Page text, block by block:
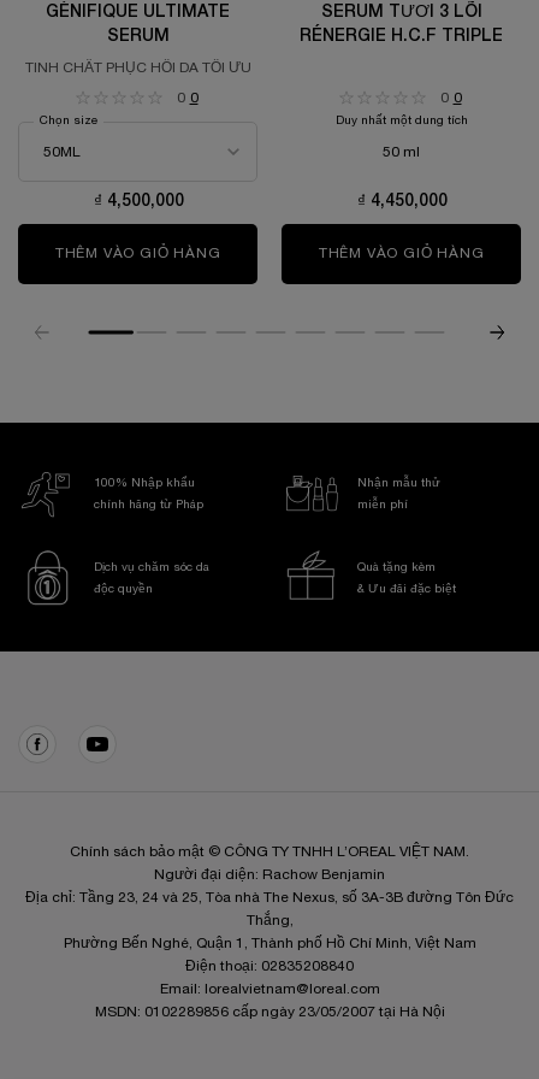
GÉNIFIQUE ULTIMATE
SERUM
TINH CHẤT PHỤC HỒI DA TỐI ƯU
0 0
Chọn size
₫ 4,500,000
THÊM VÀO GIỎ HÀNG GÉNIFIQUE ULTIMATE SERUM
SERUM TƯƠI 3 LÕI
RÉNERGIE H.C.F TRIPLE
0 0
Duy nhất một dung tích
50 ml
₫ 4,450,000
THÊM VÀO GIỎ HÀNG
100% Nhập khẩu
chính hãng từ Pháp
Nhận mẫu thử
miễn phí
Dịch vụ chăm sóc da
độc quyền
Quà tặng kèm
& Ưu đãi đặc biệt
Chính sách bảo mật © CÔNG TY TNHH L’OREAL VIỆT NAM.
Người đại diện: Rachow Benjamin
Địa chỉ: Tầng 23, 24 và 25, Tòa nhà The Nexus, số 3A-3B đường Tôn Đức
Thắng,
Phường Bến Nghé, Quận 1, Thành phố Hồ Chí Minh, Việt Nam
Điện thoại: 02835208840
Email:
lorealvietnam@loreal.com
MSDN: 0102289856 cấp ngày 23/05/2007 tại Hà Nội